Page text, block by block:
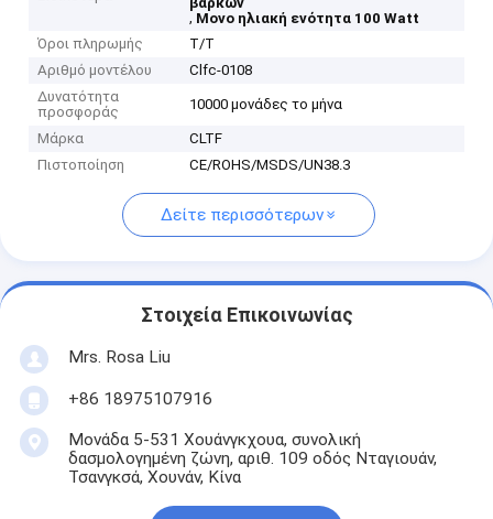
, Μονο ηλιακή ενότητα 100 Watt
Όροι πληρωμής
T/T
Αριθμό μοντέλου
Clfc-0108
Δυνατότητα
προσφοράς
10000 μονάδες το μήνα
Μάρκα
CLTF
Πιστοποίηση
CE/ROHS/MSDS/UN38.3
Δείτε περισσότερων
Στοιχεία Επικοινωνίας
Mrs. Rosa Liu
+86 18975107916
Μονάδα 5-531 Χουάνγκχουα, συνολική
δασμολογημένη ζώνη, αριθ. 109 οδός Νταγιουάν,
Τσανγκσά, Χουνάν, Κίνα